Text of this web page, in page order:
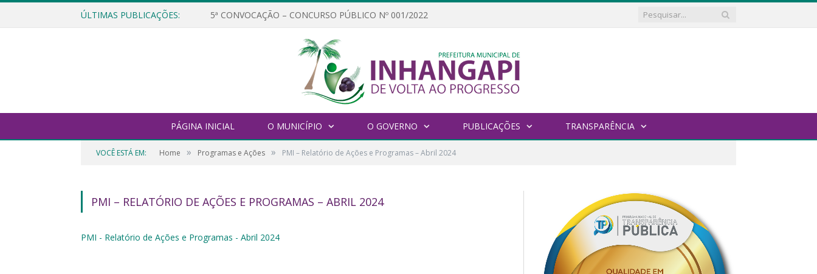
ÚLTIMAS PUBLICAÇÕES: 5ª CONVOCAÇÃO – CONCURSO PÚBLICO Nº 001/2022
PÁGINA INICIAL O MUNICÍPIO O GOVERNO PUBLICAÇÕES TRANSPARÊNCIA
VOCÊ ESTÁ EM: Home » Programas e Ações » PMI – Relatório de Ações e Programas – Abril 2024
PMI – RELATÓRIO DE AÇÕES E PROGRAMAS – ABRIL 2024
PMI - Relatório de Ações e Programas - Abril 2024